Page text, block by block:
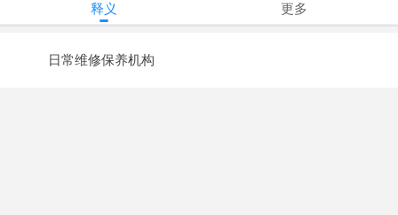
释义 更多
日常维修保养机构